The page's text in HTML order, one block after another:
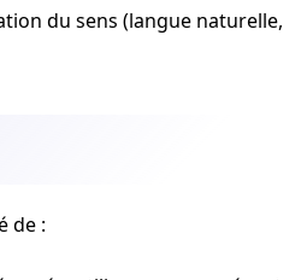
du sens (langue naturelle,
de :